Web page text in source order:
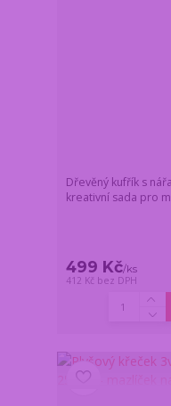
Dřevěný kufřík s
kreativní sada pro
499 Kč/ks
412 Kč bez DPH